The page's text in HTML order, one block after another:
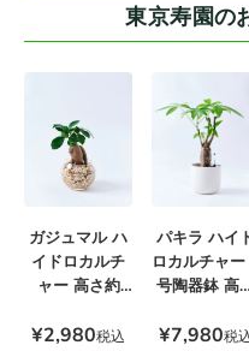
東京寿園の
ガジュマル ハ
イドロカルチ
ャー 高さ約
¥2,980税込
パキラ ハイ
ロカルチャ
号陶器鉢 高さ
¥7,980税